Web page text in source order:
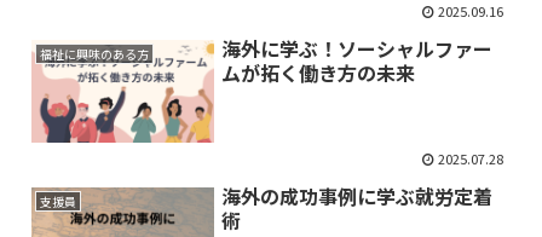
2025.09.16
福祉に興味のある方
海外に学ぶ！ソーシャルファー
ムが拓く働き方の未来
2025.07.28
支援員
海外の成功事例に学ぶ就労定着
術